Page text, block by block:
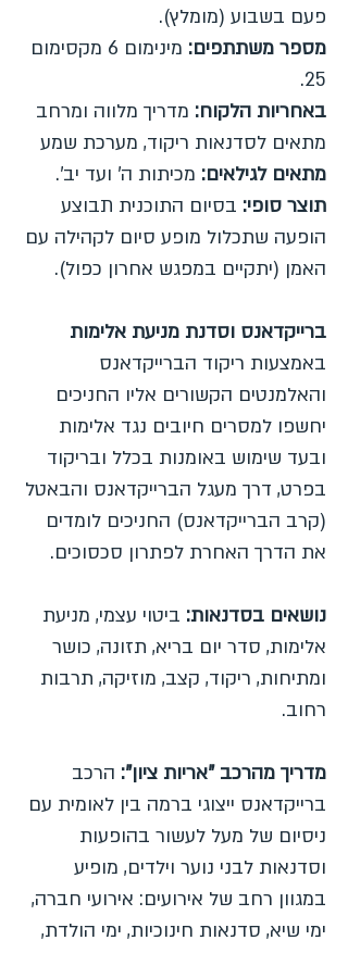
פעם בשבוע (מומלץ).
מספר משתתפים:
מינימום 6 מקסימום
25.
באחריות הלקוח: מדריך מלווה ומרחב
מתאים לסדנאות ריקוד, מערכת שמע
מתאים לגילאים: מכיתות ה' ועד יב'.
תוצר סופי: בסיום התוכנית תבוצע
הופעה שתכלול מופע סיום לקהילה עם
האמן (יתקיים במפגש אחרון כפול).
ברייקדאנס וסדנת מניעת אלימות
באמצעות ריקוד הברייקדאנס
והאלמנטים הקשורים אליו החניכים
יחשפו למסרים חיובים נגד אלימות
ובעד שימוש באומנות בכלל ובריקוד
בפרט, דרך מעגל הברייקדאנס והבאטל
(קרב הברייקדאנס) החניכים לומדים
את הדרך האחרת לפתרון סכסוכים.
נושאים בסדנאות: ביטוי עצמי, מניעת
אלימות, סדר יום בריא, תזונה, כושר
ומתיחות, ריקוד, קצב, מוזיקה, תרבות
רחוב.
מדריך מהרכב "אריות ציון": הרכב
ברייקדאנס ייצוגי ברמה בין לאומית עם
ניסיום של מעל לעשור בהופעות
וסדנאות לבני נוער וילדים, מופיע
במגוון רחב של אירועים: אירועי חברה,
ימי שיא, סדנאות חינוכיות, ימי הולדת,